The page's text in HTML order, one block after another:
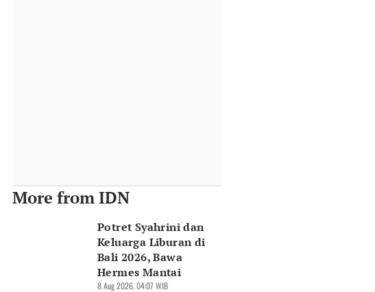
More from IDN
Potret Syahrini dan
Keluarga Liburan di
Bali 2026, Bawa
Hermes Mantai
8 Aug 2026, 04:07 WIB